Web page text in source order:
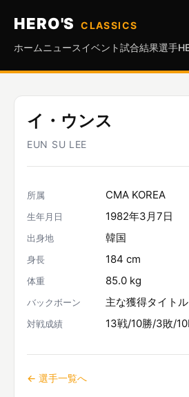
HERO'S
CLASSICS
ホーム ニュースイベント試合結果選手
イ・ウンス
EUN SU LEE
所属 CMA KOREA
生年月日 1982年3月7日
出身地 韓国
身長 184 cm
体重 85.0 kg
バックボーン 主な獲得タイトル
対戦成績 13戦/10勝/3敗/
← 選手一覧へ